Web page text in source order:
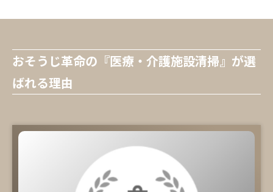
おそうじ革命の『医療・介護施設清掃』が選
ばれる理由